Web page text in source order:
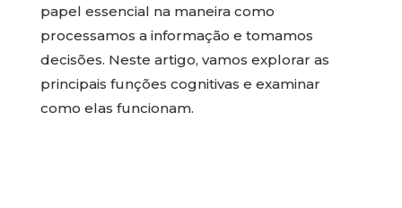
papel essencial na maneira como
processamos a informação e tomamos
decisões. Neste artigo, vamos explorar as
principais funções cognitivas e examinar
como elas funcionam.